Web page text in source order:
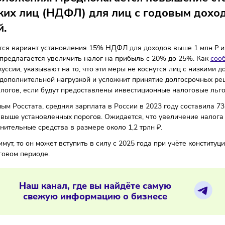
обсуждают проект по
Предполагается
лиц (НДФЛ) для лиц с
вариант установления 15% НДФЛ для доходов
предлагается увеличить налог на прибыль с 20%
к дискуссии, указывают на то, что эти меры не коснутся
дополнительной нагрузкой и усложнит принятие
налогов, если будут предоставлены инвестиционные
данным Росстата, средняя зарплата в России в 2023
выше установленных порогов. Ожидается, что
средства в размере около 1,2 трлн ₽.